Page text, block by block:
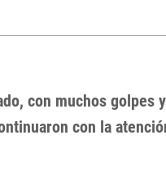
con muchos
con la